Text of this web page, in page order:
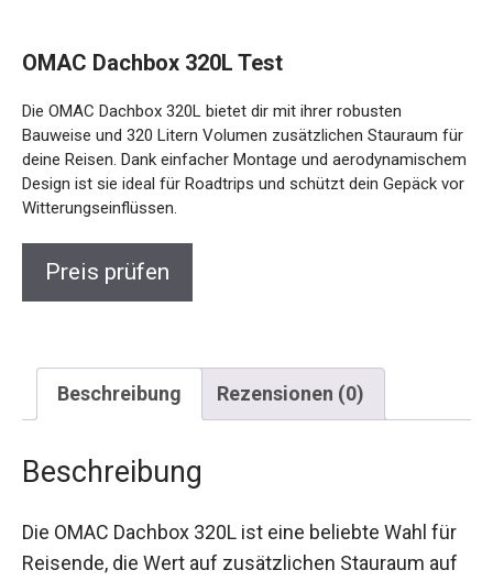
OMAC Dachbox 320L Test
Die OMAC Dachbox 320L bietet dir mit ihrer robusten
Bauweise und 320 Litern Volumen zusätzlichen Stauraum für
deine Reisen. Dank einfacher Montage und aerodynamischem
Design ist sie ideal für Roadtrips und schützt dein Gepäck vor
Witterungseinflüssen.
Preis prüfen
Beschreibung Rezensionen (0)
Beschreibung
Die OMAC Dachbox 320L ist eine beliebte Wahl für
Reisende, die Wert auf zusätzlichen Stauraum auf